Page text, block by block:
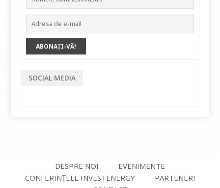
SOCIAL MEDIA
DESPRE NOI
EVENIMENTE
CONFERINȚELE INVESTENERGY
PARTENERI